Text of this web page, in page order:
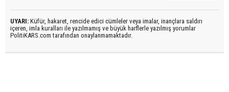
UYARI: Küfür, hakaret, rencide edici cümleler veya imalar, inançlara saldırı
içeren, imla kuralları ile yazılmamış ve büyük harflerle yazılmış yorumlar
PolitiKARS.com tarafından onaylanmamaktadır.